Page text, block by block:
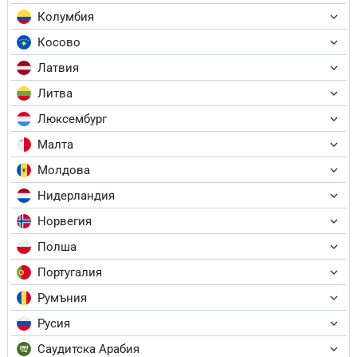
Колумбия
Косово
Латвия
Литва
Люксембург
Малта
Молдова
Нидерландия
Норвегия
Полша
Португалия
Румъния
Русия
Саудитска Арабия